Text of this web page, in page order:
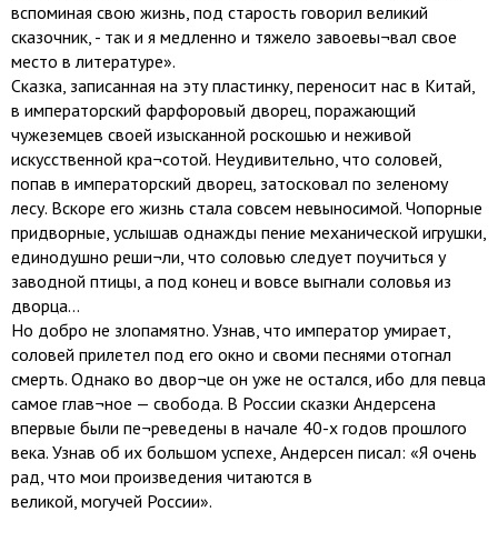
вспоминая свою жизнь, под старость говорил великий
сказочник, - так и я медленно и тяжело завоевы¬вал свое
место в литературе».
Сказка, записанная на эту пластинку, переносит нас в Китай,
в императорский фарфоровый дворец, поражающий
чужеземцев своей изысканной роскошью и неживой
искусственной кра¬сотой. Неудивительно, что соловей,
попав в императорский дворец, затосковал по зеленому
лесу. Вскоре его жизнь стала совсем невыносимой. Чопорные
придворные, услышав однажды пение механической игрушки,
единодушно реши¬ли, что соловью следует поучиться у
заводной птицы, а под конец и вовсе выгнали соловья из
дворца...
Но добро не злопамятно. Узнав, что император умирает,
соловей прилетел под его окно и своми песнями отогнал
смерть. Однако во двор¬це он уже не остался, ибо для певца
самое глав¬ное — свобода. В России сказки Андерсена
впервые были пе¬реведены в начале 40-х годов прошлого
века. Узнав об их большом успехе, Андерсен писал: «Я очень
рад, что мои произведения читаются в
великой, могучей России».